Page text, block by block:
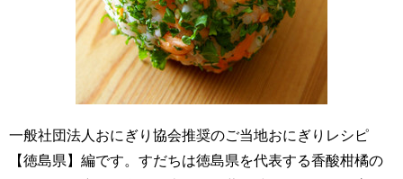
一般社団法人おにぎり協会推奨のご当地おにぎりレシピ
【徳島県】編です。すだちは徳島県を代表する香酸柑橘の